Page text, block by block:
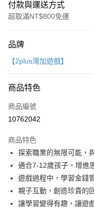
付款與運送方式
超取滿NT$800免運
信用卡一次付款
Apple Pay
大哥付你分期
相關說明
1.本服務由台灣大哥大提供，
2.付款方式選擇「大哥付你分
流程，驗證手機門號後，選
成交易。
3.實際核准額度、可分期數及
4.訂單成立30分鐘內，如未
消。如遇「轉專審核」未通
法說明評估內容。
AFTEE先享後付
相關說明
【關於「AFTEE先享後付」】
便利好安心！
１．簡單：不需註冊會員、不
２．便利：只要手機號碼，簡
３．安心：先確認商品／服務
ATM付款
運送方式
品牌
【2plus灣加遊戲】
商品特色
商品編號
10762042
商品特色
探索職業的無限可能，
適合7-12歲孩子，增進
遊戲過程中，學習金錢
親子互動，創造珍貴的
讓學習變得有趣，讓遊